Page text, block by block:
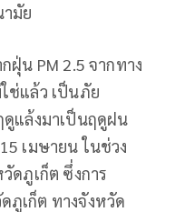
มัย
ฝุ่น PM 2.5 จากทาง
ช่แล้ว เป็นภัย
ดูแล้งมาเป็นฤดูฝน
เมษายน ในช่วง
ดภูเก็ต ซึ่งการ
เก็ต ทางจังหวัด